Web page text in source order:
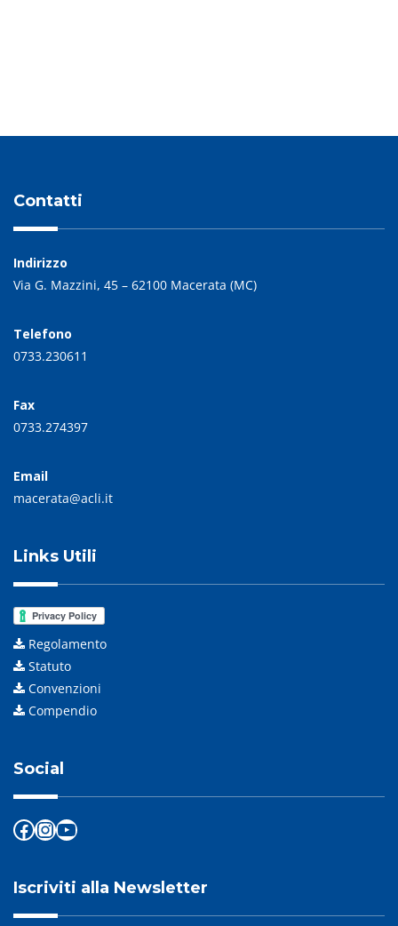
Contatti
Indirizzo
Via G. Mazzini, 45 – 62100 Macerata (MC)
Telefono
0733.230611
Fax
0733.274397
Email
macerata@acli.it
Links Utili
Regolamento
Statuto
Convenzioni
Compendio
Social
Facebook
Instagram
YouTube
Iscriviti alla Newsletter